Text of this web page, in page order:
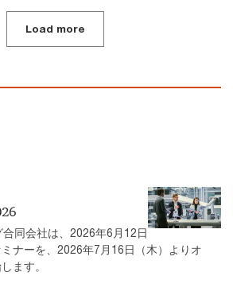
Load more
同会社は、2026年6月12日
ミナーを、2026年7月16日（木）よりオ
ます。